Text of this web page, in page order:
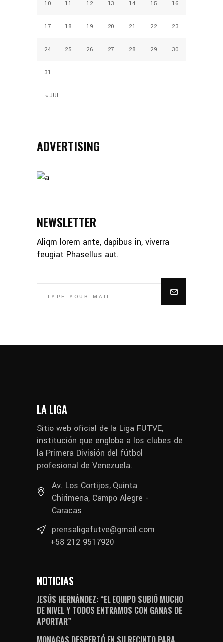
« JUL
10 11 12 13 14 15 16
17 18 19 20 21 22 23
24 25 26 27 28 29 30
31
ADVERTISING
NEWSLETTER
Aliqm lorem ante, dapibus in, viverra
feugiat Phasellus aut.
LA LIGA
Sitio web oficial de la Liga FUTVE,
institución que engloba a los clubes de
la Primera División del fútbol
profesional de Venezuela.
Av. Los Cortijos, Quinta
Chirimena, Campo Alegre -
Caracas
prensaligafutve@gmail.com
+58 212 9517920
NOTICIAS
JESÚS HERNÁNDEZ: “EL EQUIPO SUBIÓ MUCHO
DE NIVEL Y TODOS ENTRAMOS CON GANAS DE
APORTAR”